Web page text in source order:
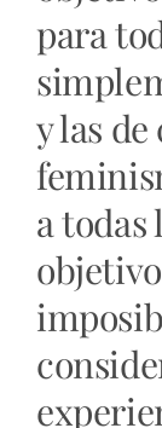
para
y las
a todas